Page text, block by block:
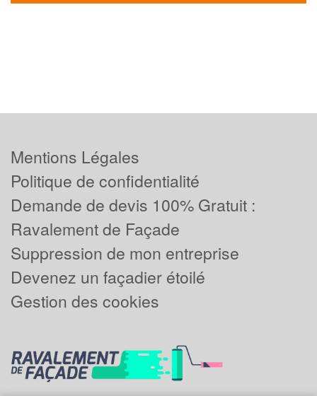
Mentions Légales
Politique de confidentialité
Demande de devis 100% Gratuit :
Ravalement de Façade
Suppression de mon entreprise
Devenez un façadier étoilé
Gestion des cookies